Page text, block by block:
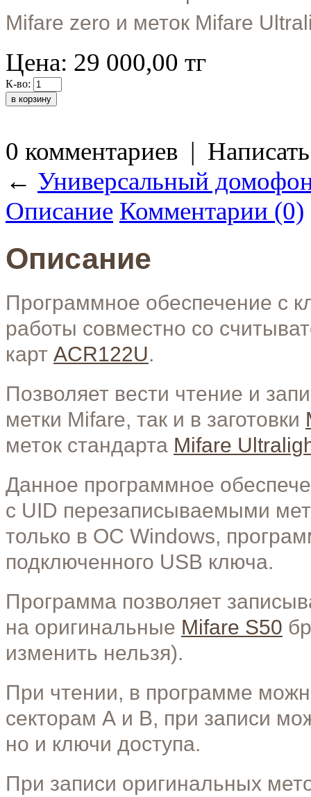
Mifare zero и меток Mifare
Цена: 29 000,00 тг
К-во:
0 комментариев |
← Универсальный
Описание Комментарии (0)
Описание
Программное обеспечение с
работы совместно со
карт ACR122U.
Позволяет вести чтение и
метки Mifare, так и в заготовки
меток стандарта Mifare
Данное программное
с UID перезаписываемыми
только в ОС Windows,
подключенного USB ключа.
Программа позволяет
на оригинальные Mifare S50
изменить нельзя).
При чтении, в программе
секторам А и B, при записи
но и ключи доступа.
При записи оригинальных